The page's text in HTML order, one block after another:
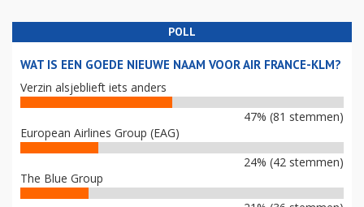
POLL
WAT IS EEN GOEDE NIEUWE NAAM VOOR AIR FRANCE-KLM?
Verzin alsjeblieft iets anders
47% (81 stemmen)
European Airlines Group (EAG)
24% (42 stemmen)
The Blue Group